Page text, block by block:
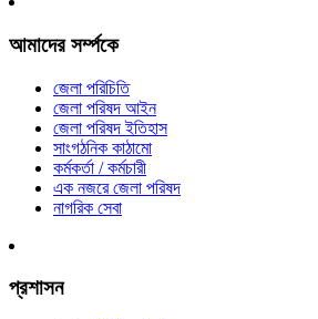
আমাদের সর্ম্পকে
জেলা পরিচিতি
জেলা পরিষদ আইন
জেলা পরিষদ ইতিহাস
সাংগঠনিক কাঠামো
কর্মকর্তা / কর্মচারী
এক নজরে জেলা পরিষদ
নাগরিক সেবা
প্রশাসন